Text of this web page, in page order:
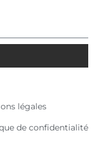
légales
de confidentialité